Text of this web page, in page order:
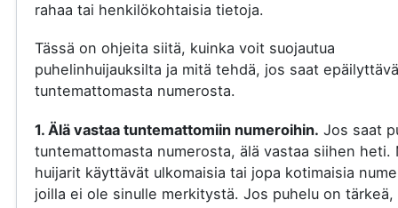
rahaa tai henkilökohtaisia tietoja.
Tässä on ohjeita siitä, kuinka voit suojautua
puhelinhuijauksilta ja mitä tehdä, jos saat
tuntemattomasta numerosta.
1. Älä vastaa tuntemattomiin numeroihin. Jos saat
tuntemattomasta numerosta, älä vastaa siihen heti.
huijarit käyttävät ulkomaisia tai jopa kotimaisia
joilla ei ole sinulle merkitystä. Jos puhelu on